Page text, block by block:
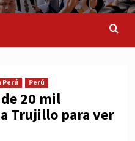
Perú Perú
de 20 mil
Trujillo para ver